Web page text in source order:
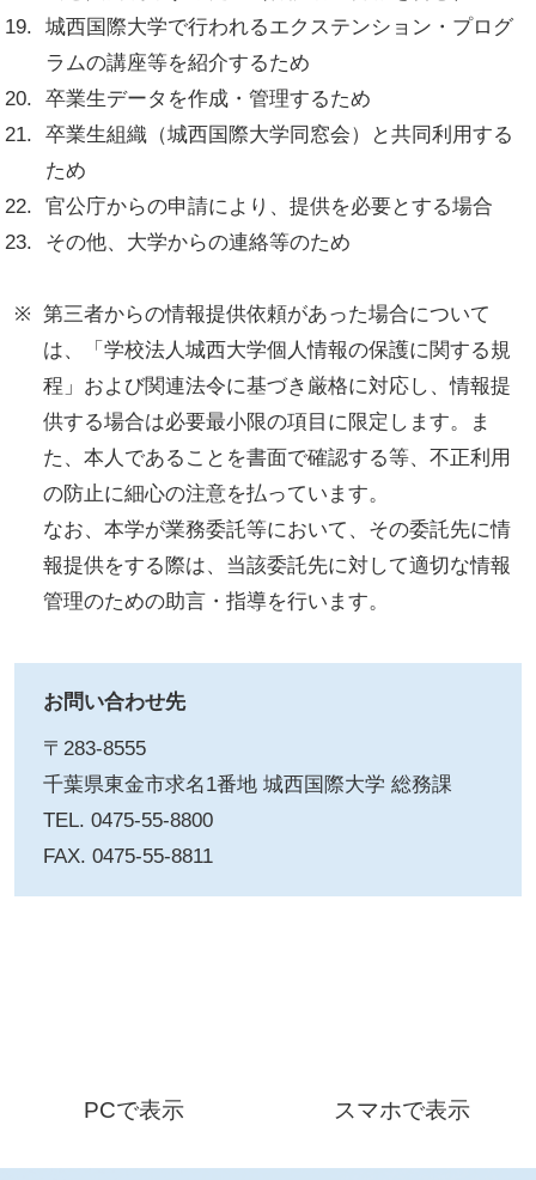
城西国際大学で行われるエクステンション・プログ
ラムの講座等を紹介するため
卒業生データを作成・管理するため
卒業生組織（城西国際大学同窓会）と共同利用する
ため
官公庁からの申請により、提供を必要とする場合
その他、大学からの連絡等のため
第三者からの情報提供依頼があった場合について
は、「学校法人城西大学個人情報の保護に関する規
程」および関連法令に基づき厳格に対応し、情報提
供する場合は必要最小限の項目に限定します。ま
た、本人であることを書面で確認する等、不正利用
の防止に細心の注意を払っています。
なお、本学が業務委託等において、その委託先に情
報提供をする際は、当該委託先に対して適切な情報
管理のための助言・指導を行います。
お問い合わせ先
〒283-8555
千葉県東金市求名1番地 城西国際大学 総務課
TEL. 0475-55-8800
FAX. 0475-55-8811
PCで表示 スマホで表示